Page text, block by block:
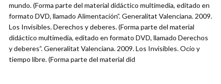
mundo. (Forma parte del material didáctico multimedia, editado en
formato DVD, llamado Alimentación”. Generalitat Valenciana. 2009.
Los Invisibles. Derechos y deberes. (Forma parte del material
didáctico multimedia, editado en formato DVD, llamado Derechos
y deberes”. Generalitat Valenciana. 2009. Los Invisibles. Ocio y
tiempo libre. (Forma parte del material did